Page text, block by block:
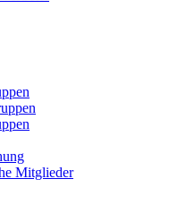
Mitglieder